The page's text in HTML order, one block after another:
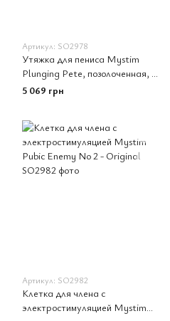
Артикул: SO2978
Утяжка для пениса Mystim
Plunging Pete, позолоченная, с
двумя шариками и коротким
уретральным зондом
5 069 грн
Артикул: SO2982
Клетка для члена с
электростимуляцией Mystim